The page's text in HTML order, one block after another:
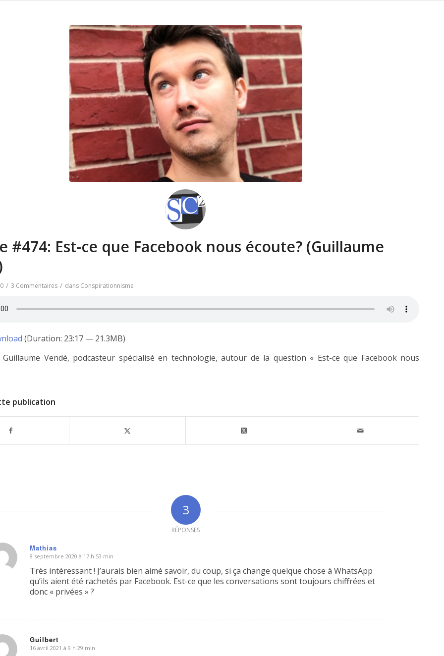
#474: Est-ce que Facebook nous écoute? (Guillaume
/ 3 Commentaires / dans Conspirationnisme
(Duration: 23:17 — 21.3MB)
Vendé, podcasteur spécialisé en technologie, autour de la question « Est-ce que Facebook nous
publication
3
RÉPONSES
Mathias
dit
8 septembre 2020 à 17 h 53 min
Très intéressant ! J’aurais bien aimé savoir, du coup, si ça change quelque chose à WhatsApp
qu’ils aient été rachetés par Facebook. Est-ce que les conversations sont toujours chiffrées et
donc « privées » ?
Guilbert
dit
16 avril 2021 à 9 h 29 min